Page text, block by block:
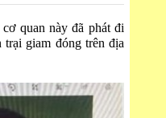
quan này đã phát đi
giam đóng trên địa